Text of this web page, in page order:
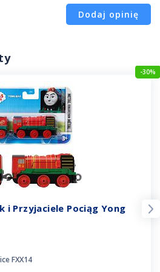
Dodaj opinię
-30%
i Przyjaciele Pociąg Yong
FXX14